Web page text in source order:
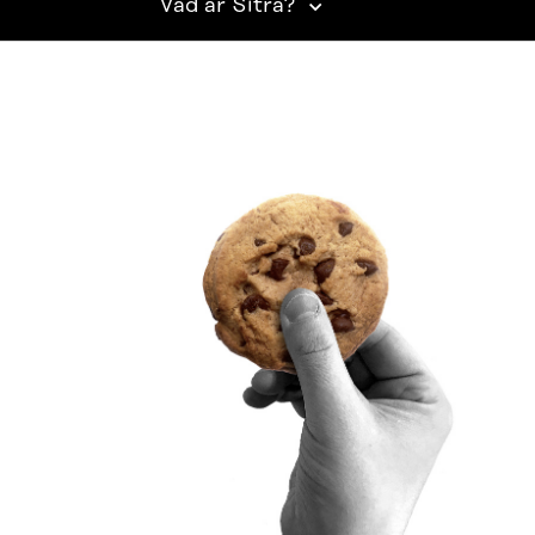
Vad är Sitra?
Beskrivning av handlingsoffentligheten